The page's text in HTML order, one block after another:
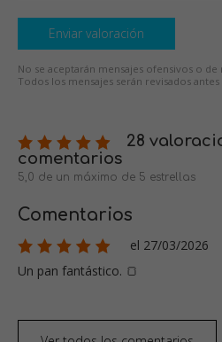
Enviar valoración
No se aceptarán mensajes ofensivos o de
Todos los mensajes serán revisados antes
28
comentarios
5,0 de un máximo de 5 estrellas
Comentarios
el 27/03/2026
Un pan fantástico. 🍞